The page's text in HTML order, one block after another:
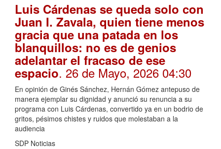
Luis Cárdenas se queda solo con
Juan I. Zavala, quien tiene menos
gracia que una patada en los
blanquillos: no es de genios
adelantar el fracaso de ese
espacio. 26 de Mayo, 2026 04:30
En opinión de Ginés Sánchez, Hernán Gómez antepuso de
manera ejemplar su dignidad y anunció su renuncia a su
programa con Luis Cárdenas, convertido ya en un bodrio de
gritos, pésimos chistes y ruidos que molestaban a la
audiencia
SDP Noticias